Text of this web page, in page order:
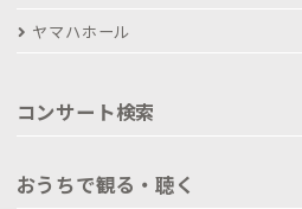
ヤマハホール
コンサート検索
おうちで観る・聴く